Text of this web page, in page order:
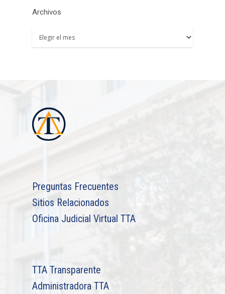
Archivos
Archivos
Preguntas Frecuentes
Sitios Relacionados
Oficina Judicial Virtual TTA
TTA Transparente
Administradora TTA